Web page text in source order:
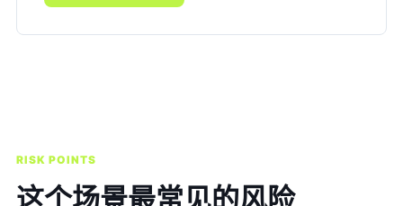
RISK POINTS
这个场景最常见的风险